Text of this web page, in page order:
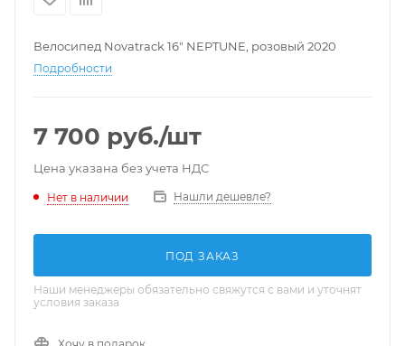
Велосипед Novatrack 16" NEPTUNE, розовый 2020
Подробности
7 700 руб./шт
Цена указана без учета НДС
Нет в наличии Нашли дешевле?
ПОД ЗАКАЗ
Наши менеджеры обязательно свяжутся с вами и уточнят
условия заказа